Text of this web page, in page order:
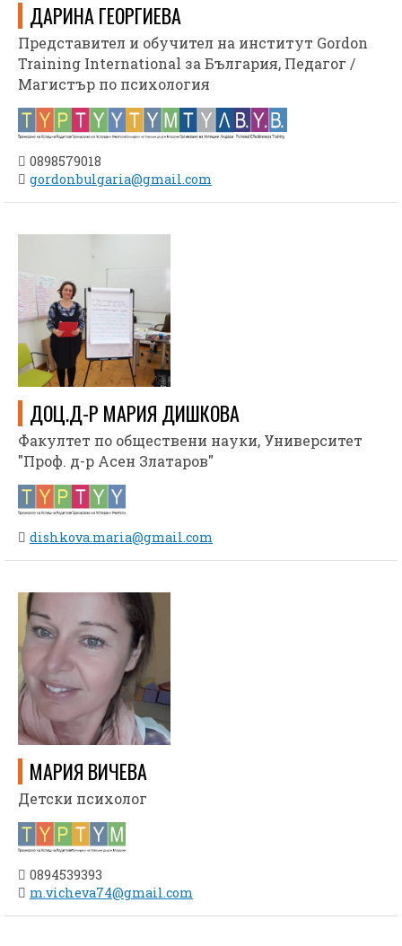
ДАРИНА ГЕОРГИЕВА
Представител и обучител на институт Gordon
Training International за България, Педагог /
Магистър по психология
0898579018
gordonbulgaria@gmail.com
ДОЦ.Д-Р МАРИЯ ДИШКОВА
Факултет по обществени науки, Университет
"Проф. д-р Асен Златаров"
dishkova.maria@gmail.com
МАРИЯ ВИЧЕВА
Детски психолог
0894539393
m.vicheva74@gmail.com